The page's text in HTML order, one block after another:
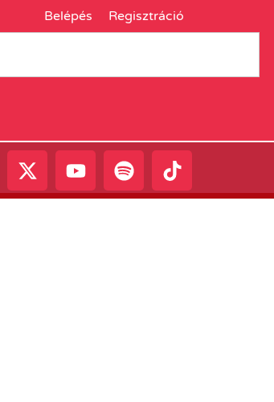
Belépés Regisztráció